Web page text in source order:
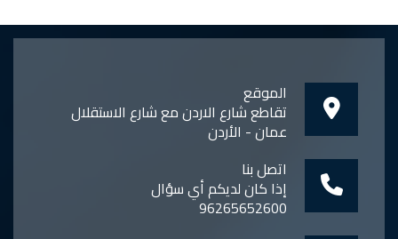
الموقع
تقاطع شارع الاردن مع شارع الاستقلال
عمان - الأردن
اتصل بنا
إذا كان لديكم أي سؤال
96265652600